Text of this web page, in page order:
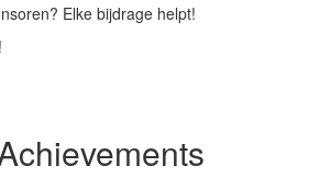
Elke bijdrage helpt!